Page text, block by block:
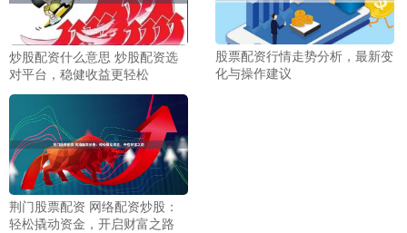
炒股配资什么意思 炒股配资选
对平台，稳健收益更轻松
股票配资行情走势分析，最新变
化与操作建议
荆门股票配资 网络配资炒股：
轻松撬动资金，开启财富之路